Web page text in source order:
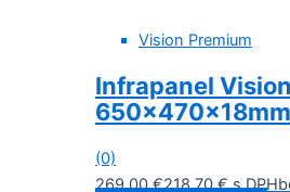
Vision Premium
Infrapanel
650x470x18mm
(0)
269,00€218,70€ s DPH